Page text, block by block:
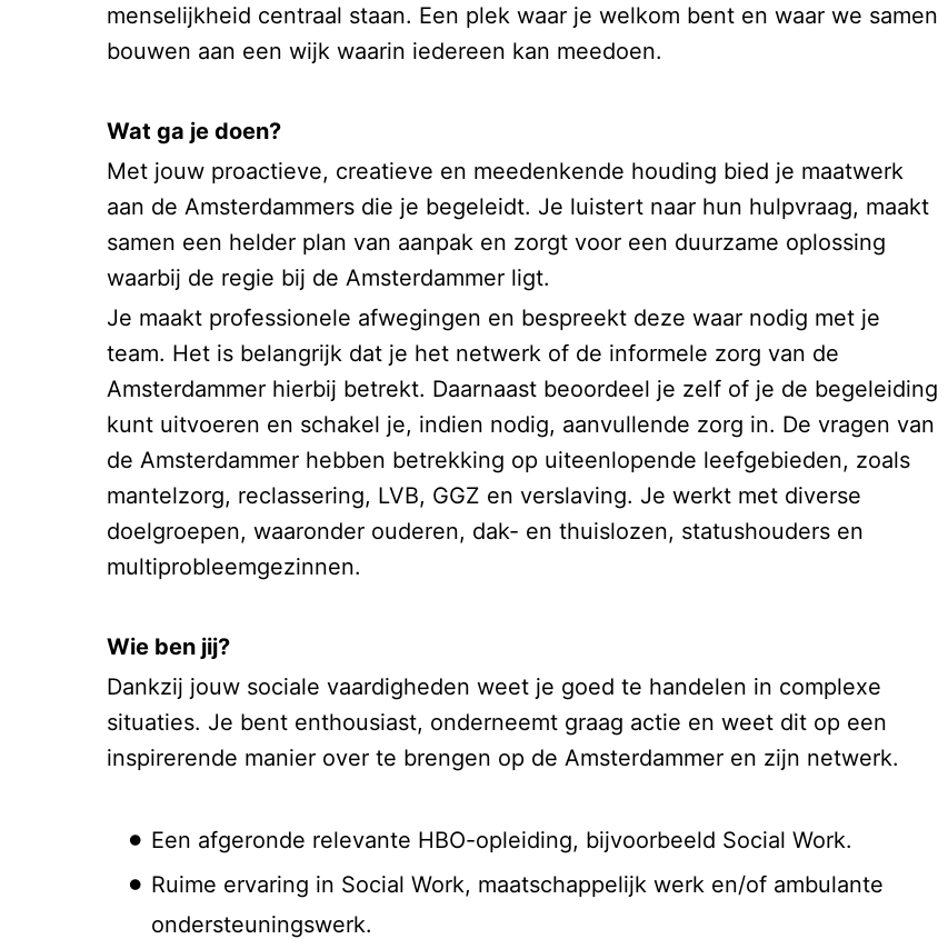
menselijkheid centraal staan. Een plek waar je welkom bent en waar we samen
bouwen aan een wijk waarin iedereen kan meedoen.
Wat ga je doen?
Met jouw proactieve, creatieve en meedenkende houding bied je maatwerk
aan de Amsterdammers die je begeleidt. Je luistert naar hun hulpvraag, maakt
samen een helder plan van aanpak en zorgt voor een duurzame oplossing
waarbij de regie bij de Amsterdammer ligt.
Je maakt professionele afwegingen en bespreekt deze waar nodig met je
team. Het is belangrijk dat je het netwerk of de informele zorg van de
Amsterdammer hierbij betrekt. Daarnaast beoordeel je zelf of je de begeleiding
kunt uitvoeren en schakel je, indien nodig, aanvullende zorg in. De vragen van
de Amsterdammer hebben betrekking op uiteenlopende leefgebieden, zoals
mantelzorg, reclassering, LVB, GGZ en verslaving. Je werkt met diverse
doelgroepen, waaronder ouderen, dak- en thuislozen, statushouders en
multiprobleemgezinnen.
Wie ben jij?
Dankzij jouw sociale vaardigheden weet je goed te handelen in complexe
situaties. Je bent enthousiast, onderneemt graag actie en weet dit op een
inspirerende manier over te brengen op de Amsterdammer en zijn netwerk.
Een afgeronde relevante HBO-opleiding, bijvoorbeeld Social Work.
Ruime ervaring in Social Work, maatschappelijk werk en/of ambulante
ondersteuningswerk.